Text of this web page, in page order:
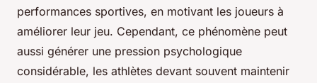
performances sportives, en motivant les joueurs à
améliorer leur jeu. Cependant, ce phénomène peut
aussi générer une pression psychologique
considérable, les athlètes devant souvent maintenir